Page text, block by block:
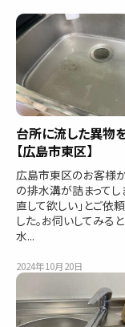
台所に流した異物
【広島市東区】
広島市東区のお客様
の排水溝が詰まってし
直して欲しい」とご依
した。お伺いしてみる
水...
2024年10月20日